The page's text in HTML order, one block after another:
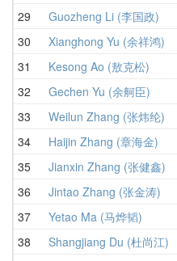
29 Guozheng Li (李国政)
30 Xianghong Yu (余祥鸿)
31 Kesong Ao (敖克松)
32 Gechen Yu (余舸臣)
33 Weilun Zhang (张炜纶)
34 Haijin Zhang (章海金)
35 Jianxin Zhang (张健鑫)
36 Jintao Zhang (张金涛)
37 Yetao Ma (马烨韬)
38 Shangjiang Du (杜尚江)